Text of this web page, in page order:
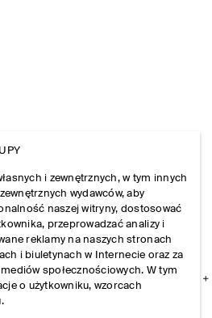
i zewnętrznych, w tym innych
wydawców, aby
naszej witryny, dostosować
przeprowadzać analizy i
reklamy na naszych stronach
i biuletynach w Internecie oraz za
społecznościowych. W tym
o użytkowniku, wzorcach